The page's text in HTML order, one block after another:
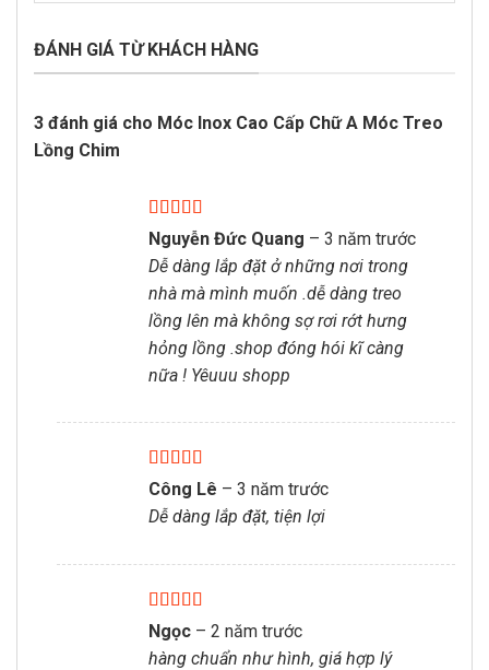
ĐÁNH GIÁ TỪ KHÁCH HÀNG
3 đánh giá cho Móc Inox Cao Cấp Chữ A Móc Treo
Lồng Chim
Được xếp
hạng55 sao
Nguyễn Đức Quang – 3 năm trước
Dễ dàng lắp đặt ở những nơi trong
nhà mà mình muốn .dễ dàng treo
lồng lên mà không sợ rơi rớt hưng
hỏng lồng .shop đóng hói kĩ càng
nữa ! Yêuuu shopp
Được xếp
hạng5 5 sao
Công Lê – 3 năm trước
Dễ dàng lắp đặt, tiện lợi
Được xếp
hạng5 5 sao
Ngọc – 2 năm trước
hàng chuẩn như hình, giá hợp lý